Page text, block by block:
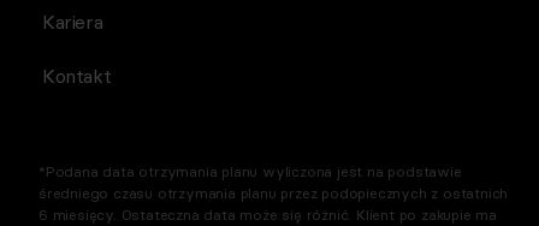
Kariera
Kontakt
*Podana data otrzymania planu wyliczona jest na podstawie
średniego czasu otrzymania planu przez podopiecznych z ostatnich
6 miesięcy. Ostateczna data może się różnić. Klient po zakupie ma